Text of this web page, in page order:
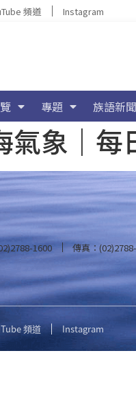
頻道 Instagram
專題 族語新聞
氣象｜每
1600 傳真：
頻道 Instagram